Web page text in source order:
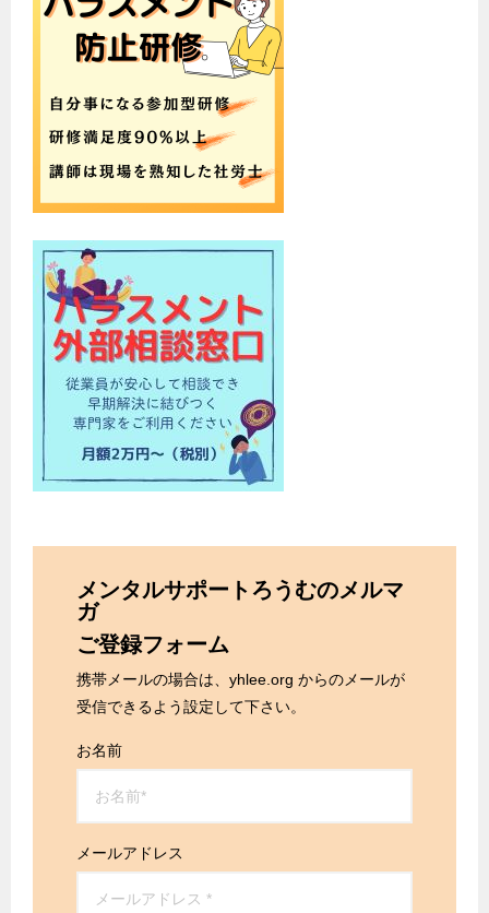
メンタルサポートろうむのメルマ
ガ
ご登録フォーム
携帯メールの場合は、yhlee.org からのメールが
受信できるよう設定して下さい。
お名前
メールアドレス